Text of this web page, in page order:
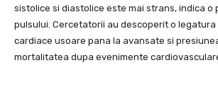
sistolice si diastolice este mai strans, indica o
pulsului. Cercetatorii au descoperit o legatura
cardiace usoare pana la avansate si
mortalitatea dupa evenimente